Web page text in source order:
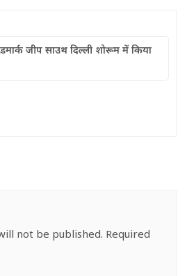
जीप साउथ दिल्ली शोरूम में किया
not be published. Required